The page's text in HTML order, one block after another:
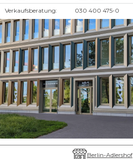
Verkaufsberatung:
030 400 475-0
Berlin-Adlershof